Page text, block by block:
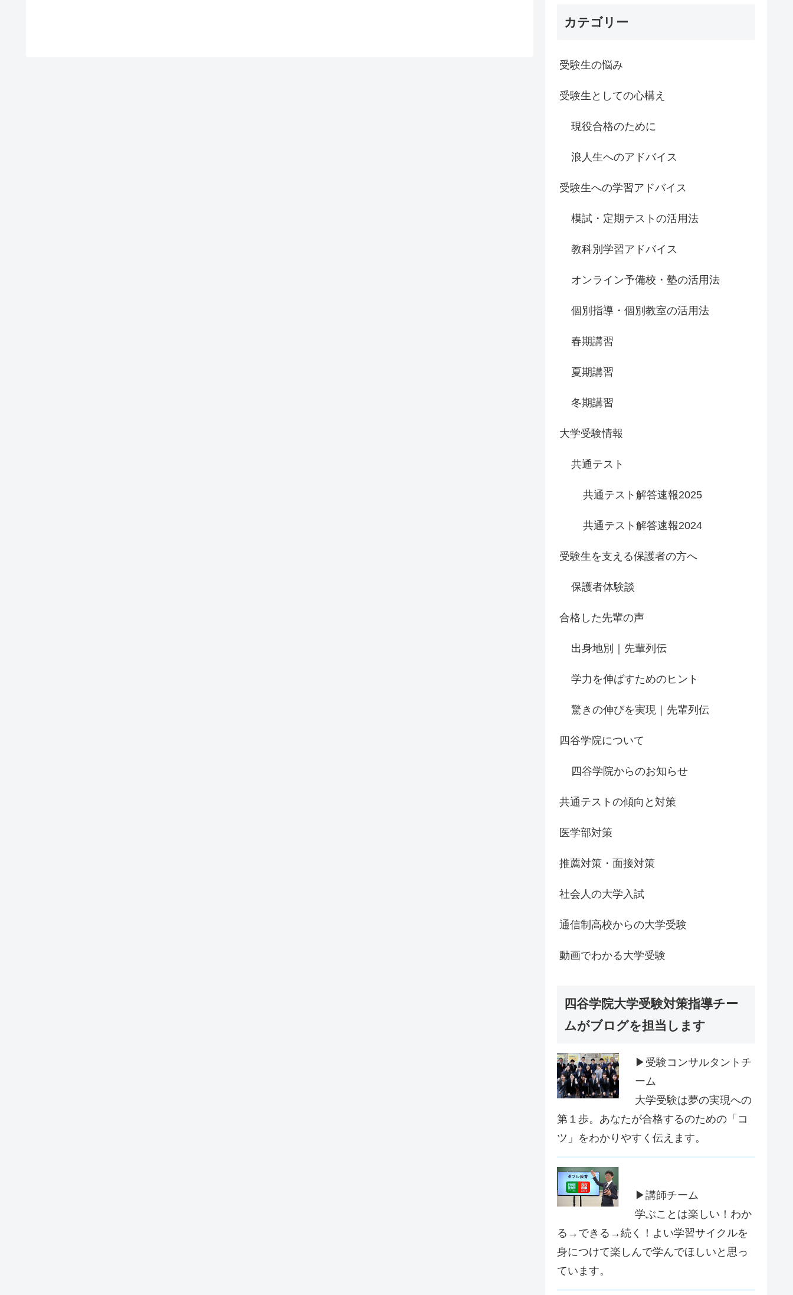
カテゴリー
受験生の悩み
受験生としての心構え
現役合格のために
浪人生へのアドバイス
受験生への学習アドバイス
模試・定期テストの活用法
教科別学習アドバイス
オンライン予備校・塾の活用法
個別指導・個別教室の活用法
春期講習
夏期講習
冬期講習
大学受験情報
共通テスト
共通テスト解答速報2025
共通テスト解答速報2024
受験生を支える保護者の方へ
保護者体験談
合格した先輩の声
出身地別｜先輩列伝
学力を伸ばすためのヒント
驚きの伸びを実現｜先輩列伝
四谷学院について
四谷学院からのお知らせ
共通テストの傾向と対策
医学部対策
推薦対策・面接対策
社会人の大学入試
通信制高校からの大学受験
動画でわかる大学受験
四谷学院大学受験対策指導チー
ムがブログを担当します
▶受験コンサルタントチ
ーム
大学受験は夢の実現への
第１歩。あなたが合格するのための「コ
ツ」をわかりやすく伝えます。
▶講師チーム
学ぶことは楽しい！わか
る→できる→続く！よい学習サイクルを
身につけて楽しんで学んでほしいと思っ
ています。